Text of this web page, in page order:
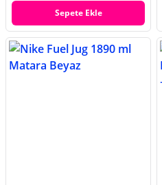
Sepete Ekle